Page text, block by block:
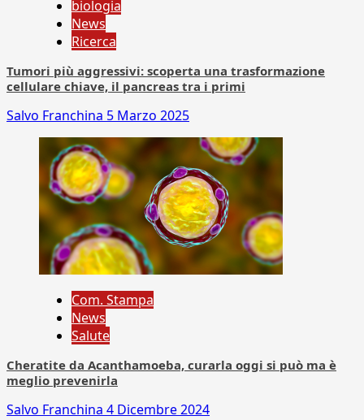
biologia
News
Ricerca
Tumori più aggressivi: scoperta una trasformazione
cellulare chiave, il pancreas tra i primi
Salvo Franchina 5 Marzo 2025
Com. Stampa
News
Salute
Cheratite da Acanthamoeba, curarla oggi si può ma è
meglio prevenirla
Salvo Franchina 4 Dicembre 2024